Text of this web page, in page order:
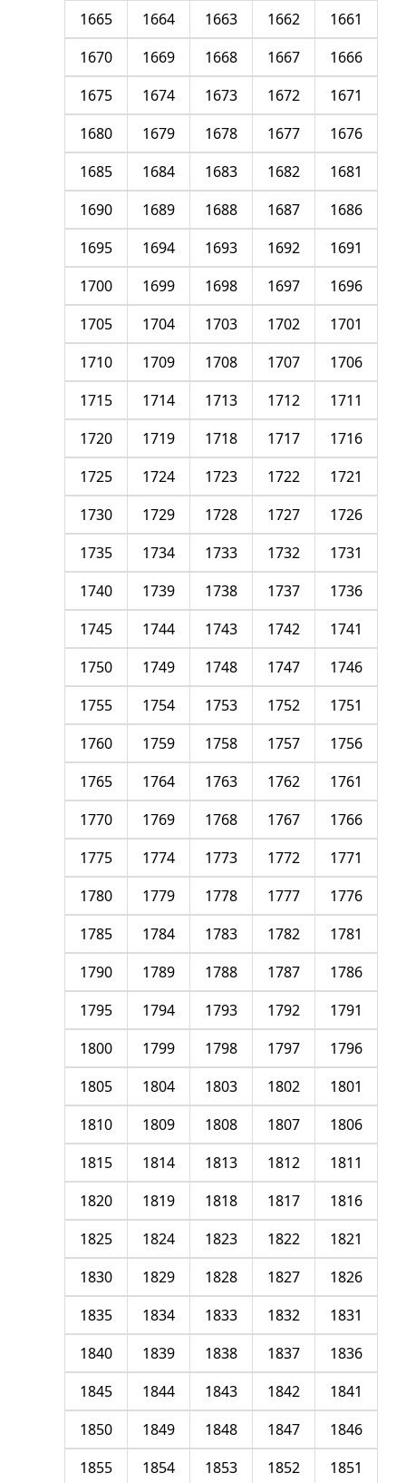
1661
1662
1663
1664
1665
1666
1667
1668
1669
1670
1671
1672
1673
1674
1675
1676
1677
1678
1679
1680
1681
1682
1683
1684
1685
1686
1687
1688
1689
1690
1691
1692
1693
1694
1695
1696
1697
1698
1699
1700
1701
1702
1703
1704
1705
1706
1707
1708
1709
1710
1711
1712
1713
1714
1715
1716
1717
1718
1719
1720
1721
1722
1723
1724
1725
1726
1727
1728
1729
1730
1731
1732
1733
1734
1735
1736
1737
1738
1739
1740
1741
1742
1743
1744
1745
1746
1747
1748
1749
1750
1751
1752
1753
1754
1755
1756
1757
1758
1759
1760
1761
1762
1763
1764
1765
1766
1767
1768
1769
1770
1771
1772
1773
1774
1775
1776
1777
1778
1779
1780
1781
1782
1783
1784
1785
1786
1787
1788
1789
1790
1791
1792
1793
1794
1795
1796
1797
1798
1799
1800
1801
1802
1803
1804
1805
1806
1807
1808
1809
1810
1811
1812
1813
1814
1815
1816
1817
1818
1819
1820
1821
1822
1823
1824
1825
1826
1827
1828
1829
1830
1831
1832
1833
1834
1835
1836
1837
1838
1839
1840
1841
1842
1843
1844
1845
1846
1847
1848
1849
1850
1851
1852
1853
1854
1855